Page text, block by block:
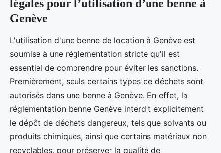
légales pour l’utilisation d’une benne à
Genève
L'utilisation d'une benne de location à Genève est
soumise à une réglementation stricte qu'il est
essentiel de comprendre pour éviter les sanctions.
Premièrement, seuls certains types de déchets sont
autorisés dans une benne à Genève. En effet, la
réglementation benne Genève interdit explicitement
le dépôt de déchets dangereux, tels que solvants ou
produits chimiques, ainsi que certains matériaux non
recyclables, pour préserver la qualité de